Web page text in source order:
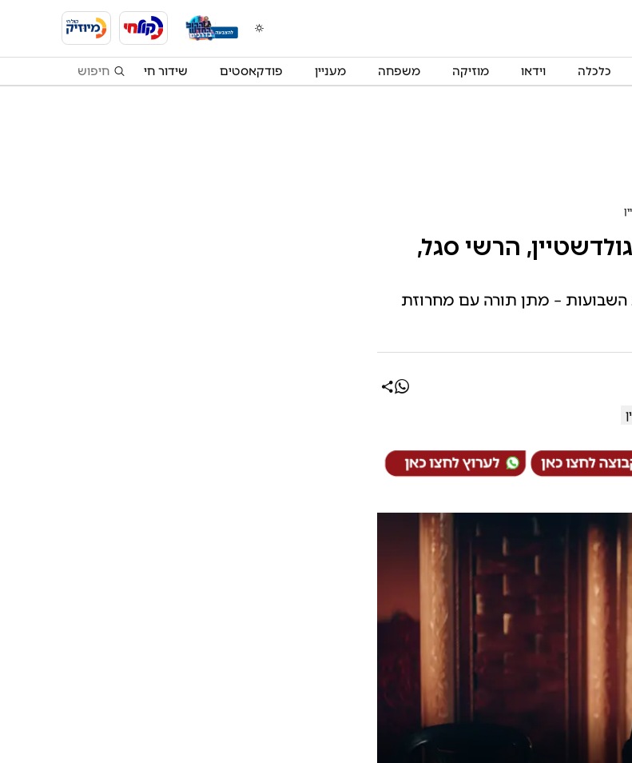
כלכלה וידאו מוזיקה משפחה מעניין פודקאסטים שידור חי
גולדשטיין, הרשי סגל,
השבועות – מתן תורה עם מחרוזת